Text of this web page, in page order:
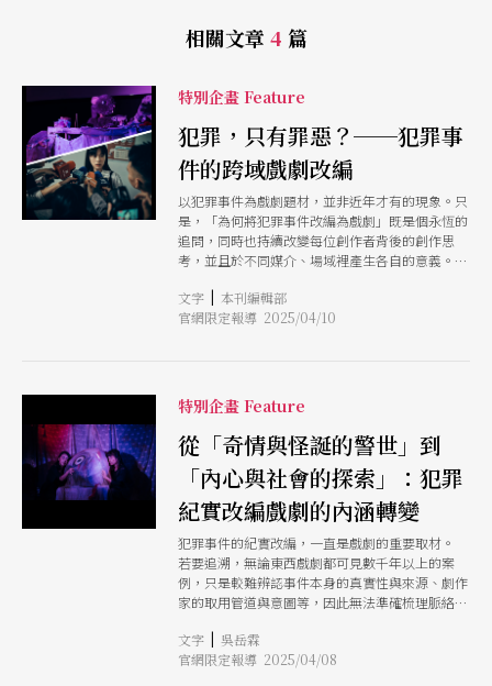
相關文章 4 篇
特別企畫 Feature
犯罪，只有罪惡？──犯罪事
件的跨域戲劇改編
以犯罪事件為戲劇題材，並非近年才有的現象。只
是，「為何將犯罪事件改編為戲劇」既是個永恆的
追問，同時也持續改變每位創作者背後的創作思
考，並且於不同媒介、場域裡產生各自的意義。
台灣過去的犯罪事件紀實戲劇開始爬梳，接著透過
一場專訪與一場對談，理解近期引發熱烈討論的影
構與創作，也如何思考犯罪者與被害者、社會結構
等面向的現實。最後，則邀請3位劇場編劇提出他
們對犯罪事件改編戲劇的想法，並且提案他們的改
編計畫。
文字 | 本刊編輯部
官網限定報導 2025/04/10
特別企畫 Feature
從「奇情與怪誕的警世」到
「內心與社會的探索」：犯罪
紀實改編戲劇的內涵轉變
犯罪事件的紀實改編，一直是戲劇的重要取材。
若要追溯，無論東西戲劇都可見數千年以上的案
例，只是較難辨認事件本身的真實性與來源、劇作
家的取用管道與意圖等，因此無法準確梳理脈絡。
辨認「真實」與「虛構」的界線。直至報刊雜誌興
起後，才有彼此參照的可能。以台灣為例，在大正
文字 | 吳岳霖
官網限定報導 2025/04/08